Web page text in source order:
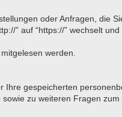
oder Anfragen, die
” auf “https://” wechselt
werden.
gespeicherten
zu weiteren Fragen